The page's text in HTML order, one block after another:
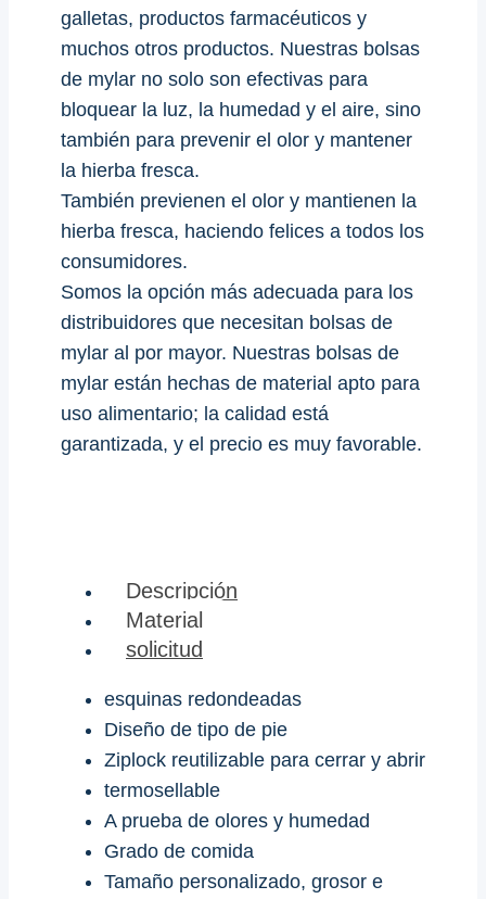
galletas, productos farmacéuticos y
muchos otros productos. Nuestras bolsas
de mylar no solo son efectivas para
bloquear la luz, la humedad y el aire, sino
también para prevenir el olor y mantener
la hierba fresca.
También previenen el olor y mantienen la
hierba fresca, haciendo felices a todos los
consumidores.
Somos la opción más adecuada para los
distribuidores que necesitan bolsas de
mylar al por mayor. Nuestras bolsas de
mylar están hechas de material apto para
uso alimentario; la calidad está
garantizada, y el precio es muy favorable.
Descripción
Material
solicitud
esquinas redondeadas
Diseño de tipo de pie
Ziplock reutilizable para cerrar y abrir
termosellable
A prueba de olores y humedad
Grado de comida
Tamaño personalizado, grosor e